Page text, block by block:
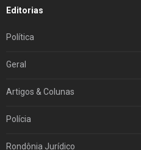
Editorias
Política
Geral
Artigos & Colunas
Polícia
Rondônia Jurídico